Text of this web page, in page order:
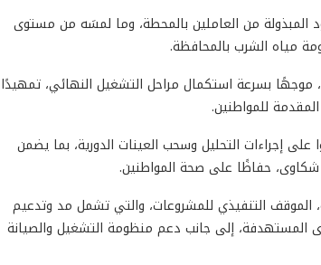
المبذولة من العاملين بالمحطة، وما لمسَه من مستوى
مياه الشرب بالمحافظة.
موجهًا بسرعة استكمال مراحل التشغيل النهائي، تمهيدًا
للمواطنين.
إجراءات التحليل وسحب العينات الدورية، بما يضمن
شكاوى، حفاظًا على صحة المواطنين.
التنفيذي للمشروعات، والتي تشمل مد وتدعيم
المستهدفة، إلى جانب دعم منظومة التشغيل والصيانة